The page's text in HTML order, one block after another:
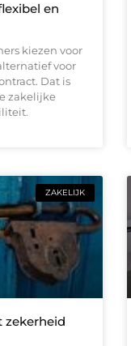
en
kiezen voor
voor
Dat is
zakelijke
ZAKELIJK
zekerheid